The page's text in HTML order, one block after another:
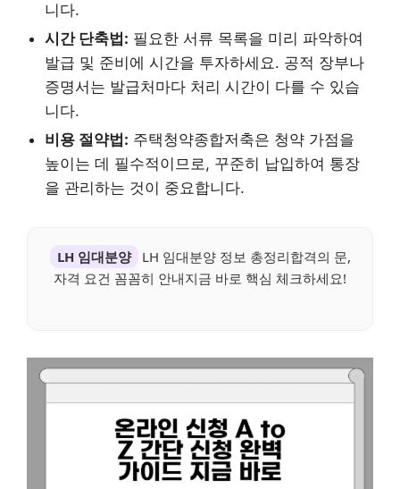
니다.
시간 단축법: 필요한 서류 목록을 미리 파악하여
발급 및 준비에 시간을 투자하세요. 공적 장부나
증명서는 발급처마다 처리 시간이 다를 수 있습
니다.
비용 절약법: 주택청약종합저축은 청약 가점을
높이는 데 필수적이므로, 꾸준히 납입하여 통장
을 관리하는 것이 중요합니다.
LH 임대분양
LH 임대분양 정보 총정리합격의 문,
자격 요건 꼼꼼히 안내지금 바로 핵심 체크하세요!